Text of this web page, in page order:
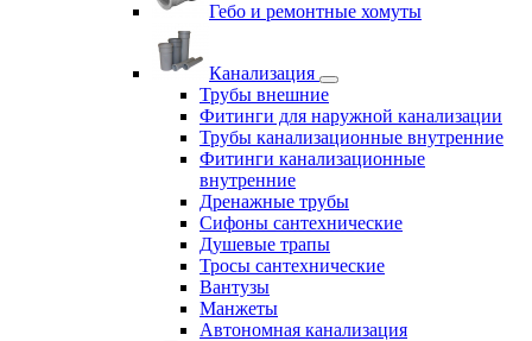
Гебо и ремонтные хомуты
Канализация
Трубы внешние
Фитинги для наружной канализации
Трубы канализационные внутренние
Фитинги канализационные
внутренние
Дренажные трубы
Сифоны сантехнические
Душевые трапы
Тросы сантехнические
Вантузы
Манжеты
Автономная канализация